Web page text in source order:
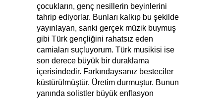
çocukların, genç nesillerin beyinlerini
tahrip ediyorlar. Bunları kalkıp bu şekilde
yayınlayan, sanki gerçek müzik buymuş
gibi Türk gençliğini rahatsız eden
camiaları suçluyorum. Türk musikisi ise
son derece büyük bir duraklama
içerisindedir. Farkındaysanız besteciler
küstürülmüştür. Üretim durmuştur. Bunun
yanında solistler büyük enflasyon